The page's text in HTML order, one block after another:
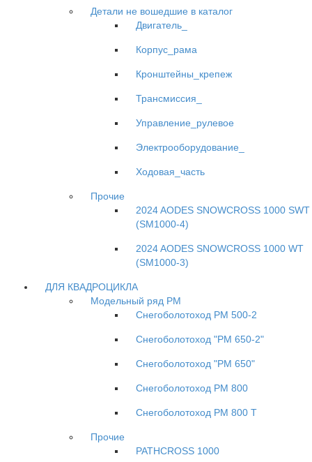
Детали не вошедшие в каталог
Двигатель_
Корпус_рама
Кронштейны_крепеж
Трансмиссия_
Управление_рулевое
Электрооборудование_
Ходовая_часть
Прочие
2024 AODES SNOWCROSS 1000 SWT
(SM1000-4)
2024 AODES SNOWCROSS 1000 WT
(SM1000-3)
ДЛЯ КВАДРОЦИКЛА
Модельный ряд РМ
Снегоболотоход РМ 500-2
Снегоболотоход "РМ 650-2"
Снегоболотоход "РМ 650"
Снегоболотоход РМ 800
Снегоболотоход РМ 800 Т
Прочие
PATHCROSS 1000